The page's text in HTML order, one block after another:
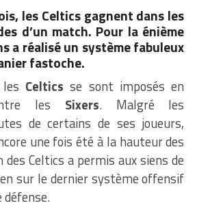
les Celtics gagnent dans les
d’un match. Pour la énième
a réalisé un système fabuleux
fastoche.
Celtics se sont imposés en
les Sixers. Malgré les
de certains de ses joueurs,
une fois été à la hauteur des
Celtics a permis aux siens de
sur le dernier système offensif
défense.